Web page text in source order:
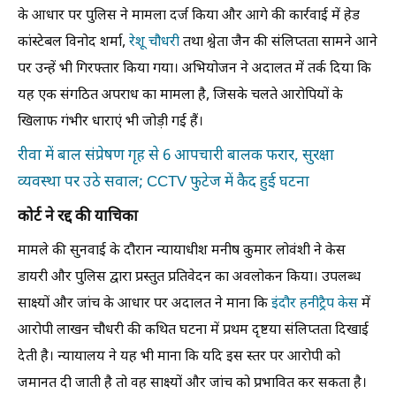
के आधार पर पुलिस ने मामला दर्ज किया और आगे की कार्रवाई में हेड
कांस्टेबल विनोद शर्मा, रेशू चौधरीतथा श्वेता जैन की संलिप्तता सामने आने
पर उन्हें भी गिरफ्तार किया गया। अभियोजन ने अदालत में तर्क दिया कि
यह एक संगठित अपराध का मामला है, जिसके चलते आरोपियों के
खिलाफ गंभीर धाराएं भी जोड़ी गई हैं।
रीवा में बाल संप्रेषण गृह से 6 आपचारी बालक फरार, सुरक्षा
व्यवस्था पर उठे सवाल; CCTV फुटेज में कैद हुई घटना
कोर्ट ने रद्द की याचिका
मामले की सुनवाई के दौरान न्यायाधीश मनीष कुमार लोवंशी ने केस
डायरी और पुलिस द्वारा प्रस्तुत प्रतिवेदन का अवलोकन किया। उपलब्ध
साक्ष्यों और जांच के आधार पर अदालत ने माना किइंदौर हनीट्रैप केसमें
आरोपी लाखन चौधरी की कथित घटना में प्रथम दृष्टया संलिप्तता दिखाई
देती है। न्यायालय ने यह भी माना कि यदि इस स्तर पर आरोपी को
जमानत दी जाती है तो वह साक्ष्यों और जांच को प्रभावित कर सकता है।